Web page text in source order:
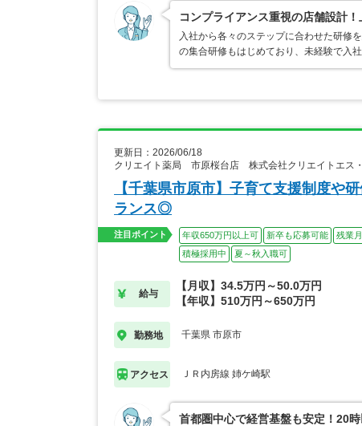
コンプライアンス重視の店舗設計
入社から各々のステップに合わせた研修
の集合研修もはじめており、未経験で入
更新日：2026/06/18
クリエイト薬局 市原桜台店 株式会社クリエイトエス
【千葉県市原市】子育て支援制度や
ランス◎
注目ポイント 年収650万円以上可 新卒も応募可能 残業
積極採用中
夏～秋入職可
給与
【月収】34.5万円～50.0万円
【年収】510万円～650万円
勤務地 千葉県 市原市
アクセス ＪＲ内房線 姉ケ崎駅
首都圏中心で経営基盤も安定！20